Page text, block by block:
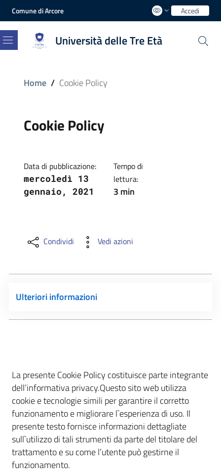
Comune di Arcore Accedi
Università delle Tre Età
Menu
Home / Cookie Policy
Cookie Policy
Data di pubblicazione:
mercoledì 13
gennaio, 2021
Tempo di
lettura:
3 min
Condividi Vedi azioni
Ulteriori informazioni
La presente Cookie Policy costituisce parte integrante
dell’informativa privacy.Questo sito web utilizza
cookie e tecnologie simili per garantire il corretto
funzionamento e migliorare l`esperienza di uso. Il
presente testo fornisce informazioni dettagliate
sull`utilizzo di tali strumenti da parte del titolare del
trattamento e su come l’utente può gestirne il
funzionamento.